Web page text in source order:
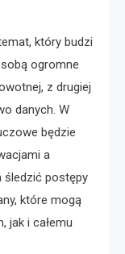
który budzi
ogromne
z drugiej
danych. W
będzie
a
śledzić postępy
które mogą
jak i całemu